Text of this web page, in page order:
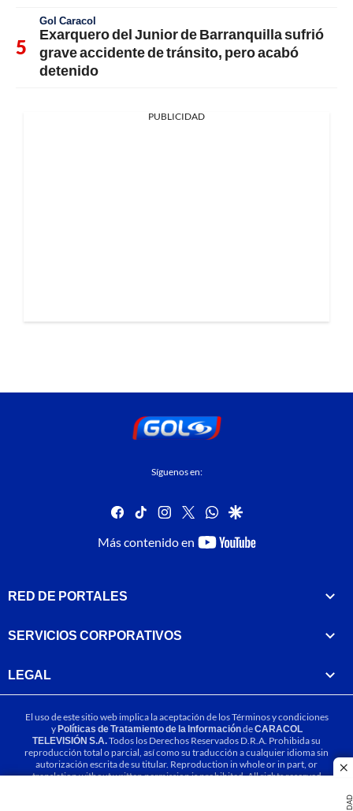
Gol Caracol
Exarquero del Junior de Barranquilla sufrió
grave accidente de tránsito, pero acabó
detenido
PUBLICIDAD
Síguenos en:
facebook
tiktok instagram
twitterwhatsapp
google
Más contenido en
youtube-
RED DE PORTALES
SERVICIOS CORPORATIVOS
LEGAL
El uso de este sitio web implica la aceptación de losTérminos y condiciones
yPolíticas de Tratamiento de la InformacióndeCARACOL
TELEVISIÓN S.A.Todos los Derechos Reservados D.R.A. Prohibida su
reproducción total o parcial, así como su traducción a cualquier idioma sin
autorización escrita de su titular. Reproduction in whole or in part, or
translation without written permission is prohibited. All rights reserved